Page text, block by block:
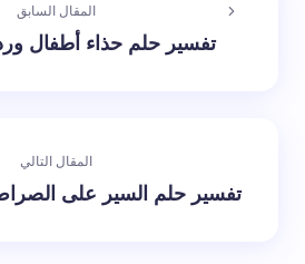
المقال السابق
تفسير حلم حذاء أطفال
المقال التالي
تفسير حلم السير على